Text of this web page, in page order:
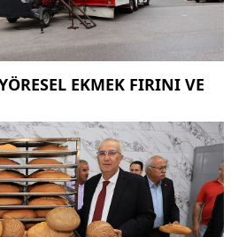
EKMEK FIRINI VE